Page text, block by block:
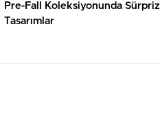
Pre-Fall Koleksiyonunda Sürpriz
Tasarımlar